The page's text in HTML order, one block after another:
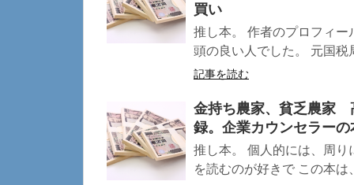
買い
推し本。 作者のプロフィ
頭の良い人でした。 元国税
記事を読む
金持ち農家、貧乏農家
録。企業カウンセラー
推し本。 個人的には、周
を読むのが好きで この本